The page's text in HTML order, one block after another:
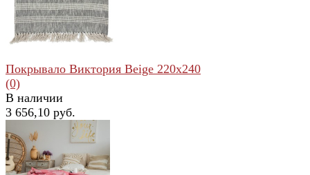
Покрывало Виктория Beige 220x240
(0)
В наличии
3 656,10 руб.